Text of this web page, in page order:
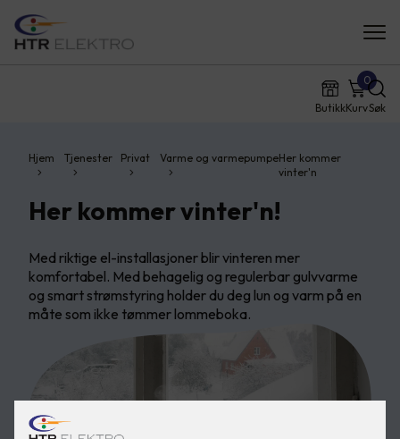
ButikkKurv
0
Søk
Hjem Tjenester Privat Varme og varmepumpeHer kommer
vinter'n
Her kommer vinter'n!
Med riktige el-installasjoner blir vinteren mer
komfortabel. Med behagelig og regulerbar gulvvarme
og smart strømstyring holder du deg lun og varm på en
måte som ikke tømmer lommeboka.